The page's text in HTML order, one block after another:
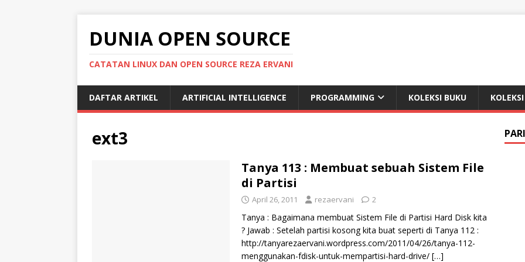
DUNIA OPEN SOURCE
CATATAN LINUX DAN OPEN SOURCE REZA ERVANI
DAFTAR ARTIKEL ARTIFICIAL INTELLIGENCE PROGRAMMING KOLEKSI BUKU
ext3
Tanya 113 : Membuat sebuah Sistem File
di Partisi
April 26, 2011 rezaervani 2
Tanya : Bagaimana membuat Sistem File di Partisi Hard Disk kita
? Jawab : Setelah partisi kosong kita buat seperti di Tanya 112 :
http://tanyarezaervani.wordpress.com/2011/04/26/tanya-112-
menggunakan-fdisk-untuk-mempartisi-hard-drive/ […]